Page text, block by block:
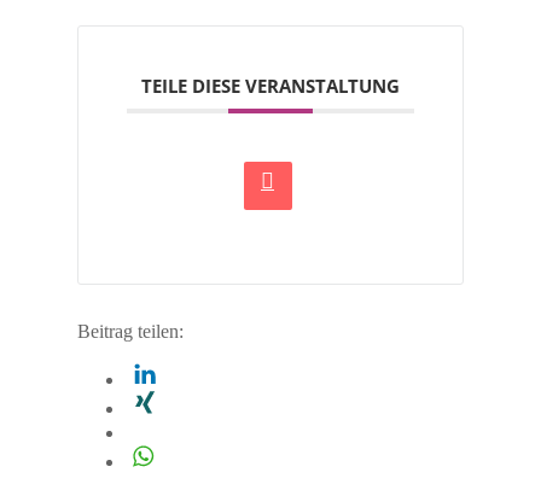
TEILE DIESE VERANSTALTUNG
Beitrag teilen: